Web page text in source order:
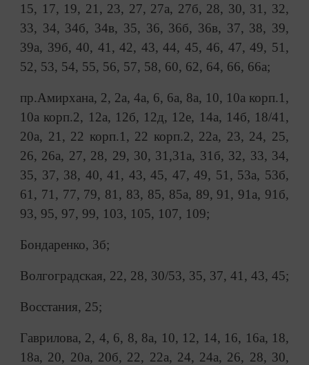
15, 17, 19, 21, 23, 27, 27а, 27б, 28, 30, 31, 32,
33, 34, 34б, 34в, 35, 36, 36б, 36в, 37, 38, 39,
39а, 39б, 40, 41, 42, 43, 44, 45, 46, 47, 49, 51,
52, 53, 54, 55, 56, 57, 58, 60, 62, 64, 66, 66а;
пр.Амирхана, 2, 2а, 4а, 6, 6а, 8а, 10, 10а корп.1,
10а корп.2, 12а, 12б, 12д, 12е, 14а, 14б, 18/41,
20а, 21, 22 корп.1, 22 корп.2, 22а, 23, 24, 25,
26, 26а, 27, 28, 29, 30, 31,31а, 31б, 32, 33, 34,
35, 37, 38, 40, 41, 43, 45, 47, 49, 51, 53а, 53б,
61, 71, 77, 79, 81, 83, 85, 85а, 89, 91, 91а, 91б,
93, 95, 97, 99, 103, 105, 107, 109;
Бондаренко, 3б;
Волгоградская, 22, 28, 30/53, 35, 37, 41, 43, 45;
Восстания, 25;
Гаврилова, 2, 4, 6, 8, 8а, 10, 12, 14, 16, 16а, 18,
18а, 20, 20а, 20б, 22, 22а, 24, 24а, 26, 28, 30,